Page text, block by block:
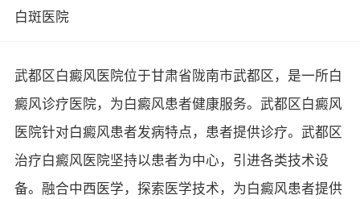
白斑医院
武都区白癜风医院位于甘肃省陇南市武都区，是一所白
癜风诊疗医院，为白癜风患者健康服务。武都区白癜风
医院针对白癜风患者发病特点，患者提供诊疗。武都区
治疗白癜风医院坚持以患者为中心，引进各类技术设
备。融合中西医学，探索医学技术，为白癜风患者提供